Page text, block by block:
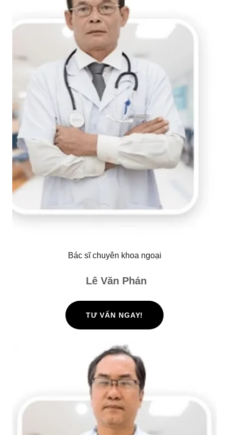
Bác sĩ chuyên khoa ngoại
Lê Văn Phán
TƯ VẤN NGAY!